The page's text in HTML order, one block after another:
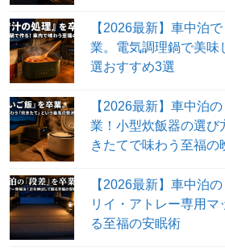
【2026最新】車中泊
業。電気調理鍋で美味
選おすすめ3選
【2026最新】車中泊
業！小型炊飯器の選び
きたてで味わう至福の
【2026最新】車中泊
リイ・アトレー専用
る至福の安眠術